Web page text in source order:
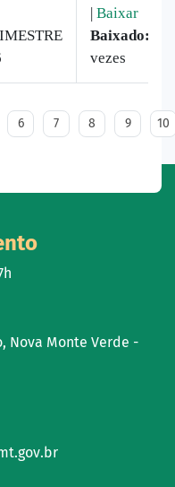
| Baixar
Baixado:
vezes
6 7 8 9 10
Nova Monte Verde -